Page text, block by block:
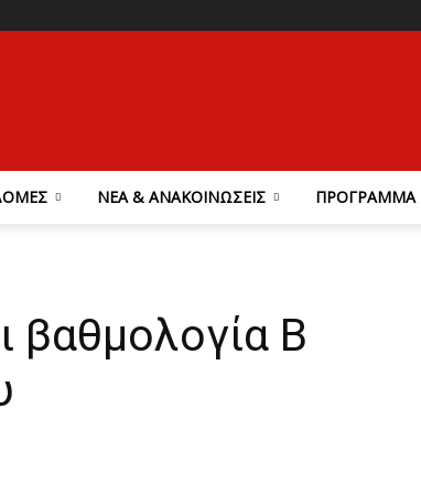
ΝΕΑ & ΑΝΑΚΟΙΝΩΣΕΙΣ ΠΡΟΓΡΑΜΜΑ
βαθμολογία Β